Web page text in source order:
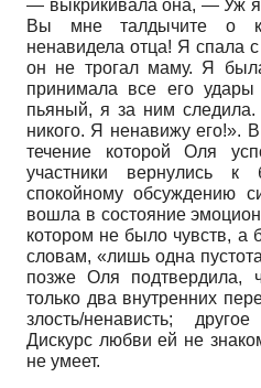
— выкрикивала она, — Уж я
Вы мне талдычите о
ненавидела отца! Я спала
он не трогал маму. Я
принимала все его
пьяный, я за ним
никого. Я ненавижу его!».
течение которой Оля
участники вернулись
спокойному обсуждению
вошла в состояние
котором не было чувств, а
словам, «лишь одна
позже Оля подтвердила,
только два внутренних
злость/ненависть;
Дискурс любви ей не
не умеет.